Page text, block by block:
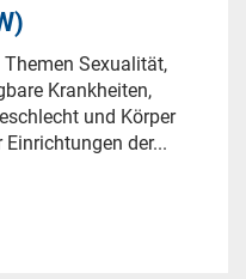
Sexualität,
Krankheiten,
und Körper
der...